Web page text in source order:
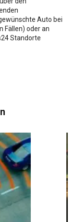
Auto bei
Fällen) oder an
Standorte